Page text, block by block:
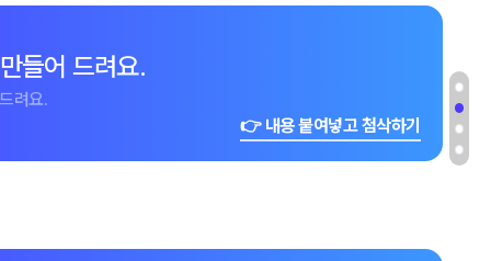
들어 드려요.
려요.
👉 내용 붙여넣고 첨삭하기